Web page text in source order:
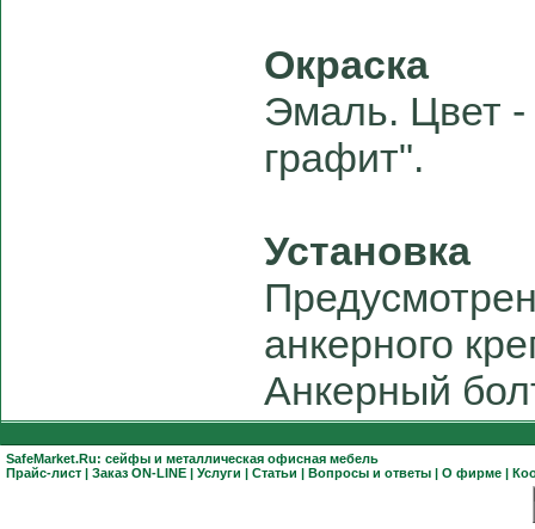
Окраска
Эмаль. Цвет -
графит".
Установка
анкерного
Анкерный
SafeMarket.Ru: сейфы и металлическая офисная мебель
Прайс-лист | Заказ ON-LINE | Услуги | Статьи | Вопросы и ответы | О фирме |